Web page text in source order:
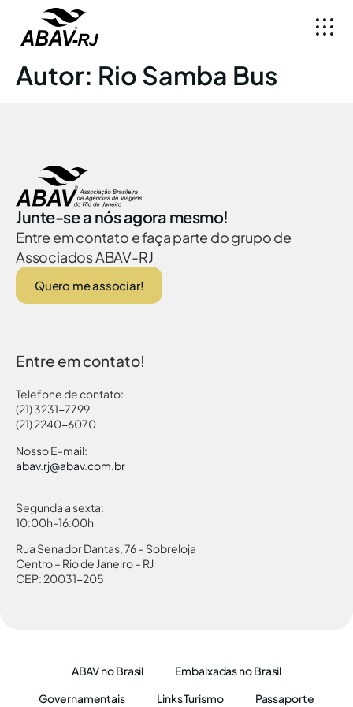
Autor: Rio Samba Bus
Junte-se a nós agora mesmo!
Entre em contato e faça parte do grupo de
Associados ABAV-RJ
Quero me associar!
Entre em contato!
Telefone de contato:
(21) 3231-7799
(21) 2240-6070
Nosso E-mail:
abav.rj@abav.com.br
Segunda a sexta:
10:00h-16:00h
Rua Senador Dantas, 76 – Sobreloja
Centro – Rio de Janeiro – RJ
CEP: 20031-205
ABAV no Brasil
Embaixadas no Brasil
Governamentais
Links Turismo Passaporte